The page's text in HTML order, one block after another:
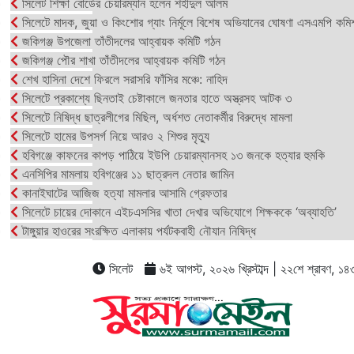
সিলেট শিক্ষা বোর্ডের চেয়ারম্যান হলেন শহীদুল আলম
সিলেটে মাদক, জুয়া ও কিংশোর গ্যাং নির্মূলে বিশেষ অভিযানের ঘোষণা এসএমপি
জকিগঞ্জ উপজেলা তাঁতীদলের আহ্বায়ক কমিটি গঠন
জকিগঞ্জ পৌর শাখা তাঁতীদলের আহ্বায়ক কমিটি গঠন
শেখ হাসিনা দেশে ফিরলে সরাসরি ফাঁসির মঞ্চে: নাহিদ
সিলেটে প্রকাশ্যে ছিনতাই চেষ্টাকালে জনতার হাতে অস্ত্রসহ আটক ৩
সিলেটে নিষিদ্ধ ছাত্রলীগের মিছিল, অর্ধশত নেতাকর্মীর বিরুদ্ধে মামলা
সিলেটে হামের উপসর্গ নিয়ে আরও ২ শিশুর মৃত্যু
হবিগঞ্জে কাফনের কাপড় পাঠিয়ে ইউপি চেয়ারম্যানসহ ১৩ জনকে হত্যার হুমকি
এনসিপির মামলায় হবিগঞ্জের ১১ ছাত্রদল নেতার জামিন
কানাইঘাটের আজিজ হত্যা মামলার আসামি গ্রেফতার
সিলেটে চায়ের দোকানে এইচএসসির খাতা দেখার অভিযোগে শিক্ষককে ‘অব্যাহতি’
টাঙ্গুয়ার হাওরের সংরক্ষিত এলাকায় পর্যটকবাহী নৌযান নিষিদ্ধ
সিলেট ৬ই আগস্ট, ২০২৬ খ্রিস্টাব্দ | ২২শে শ্রাবণ,